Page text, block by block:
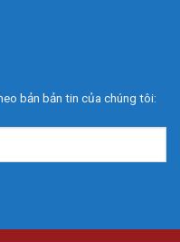
bản bản tin của chúng tôi: